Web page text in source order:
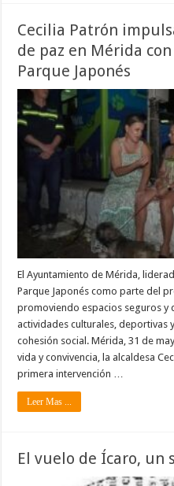
Cecilia Patrón
de paz en Mérida
Parque Japonés
El Ayuntamiento de Mérida,
Parque Japonés como parte del
promoviendo espacios seguros y
actividades culturales, deportivas
cohesión social. Mérida, 31 de
vida y convivencia, la alcaldesa
primera intervención …
Leer Mas ...
El vuelo de Ícaro, un